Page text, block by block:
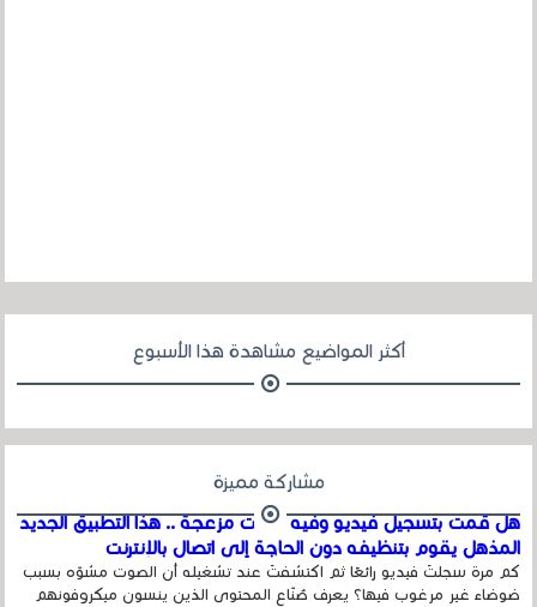
أكثر المواضيع مشاهدة هذا الأسبوع
مشاركة مميزة
هل قمت بتسجيل فيديو وفيه أصوت مزعجة .. هذا التطبيق الجديد
المذهل يقوم بتنظيفه دون الحاجة إلى اتصال بالإنترنت
كم مرة سجلتَ فيديو رائعًا ثم اكتشفتَ عند تشغيله أن الصوت مشوّه بسبب
ضوضاء غير مرغوب فيها؟ يعرف صُنّاع المحتوى الذين ينسون ميكروفونهم